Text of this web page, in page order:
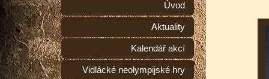
Úvod
Aktuality
Kalendář akcí
Vidlácké neolympijské hry